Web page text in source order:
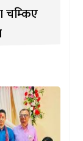
चम्किए